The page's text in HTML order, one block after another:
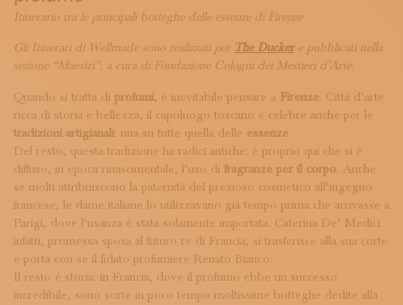
SOSTIENICI
MAGAZINE
TUTTI I CONTENUTI
INTERVISTE
ITINERARI
ISCRIVITI
LOGIN
Itinerario tra le principali botteghe delle essenze di Firenze
Gli Itinerari di Wellmade sono realizzati per The Duckere pubblicati nella
sezione “Maestri”, a cura di Fondazione Cologni dei Mestieri d’Arte.
Quando si tratta di profumi, è inevitabile pensare a Firenze. Città d’arte
ricca di storia e bellezza, il capoluogo toscano è celebre anche per le
tradizioni artigianali: una su tutte quella delle essenze.
Del resto, questa tradizione ha radici antiche: è proprio qui che si è
diffuso, in epoca rinascimentale, l’uso di fragranze per il corpo. Anche
se molti attribuiscono la paternità del prezioso cosmetico all’ingegno
francese, le dame italiane lo utilizzavano già tempo prima che arrivasse a
Parigi, dove l’usanza è stata solamente importata. Caterina De’ Medici
infatti, promessa sposa al futuro re di Francia, si trasferisce alla sua corte
e porta con sé il fidato profumiere Renato Bianco.
Il resto è storia: in Francia, dove il profumo ebbe un successo
incredibile, sono sorte in poco tempo moltissime botteghe dedite alla